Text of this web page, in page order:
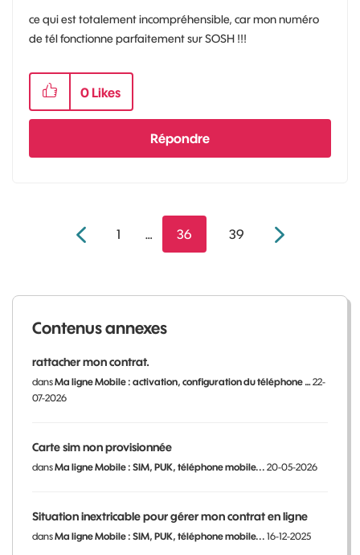
ce qui est totalement incompréhensible, car mon numéro
de tél fonctionne parfaitement sur SOSH !!!
0 Likes
Répondre
1 … 36 39
Contenus annexes
rattacher mon contrat.
dansMa ligne Mobile : activation, configuration du téléphone … 22-
07-2026
Carte sim non provisionnée
dansMa ligne Mobile : SIM, PUK, téléphone mobile... 20-05-2026
Situation inextricable pour gérer mon contrat en ligne
dansMa ligne Mobile : SIM, PUK, téléphone mobile... 16-12-2025